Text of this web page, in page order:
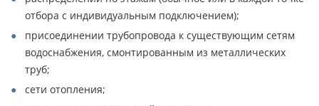
отбора с индивидуальным подключением);
присоединении трубопровода к существующим сетям
водоснабжения, смонтированным из металлических
труб;
сети отопления;